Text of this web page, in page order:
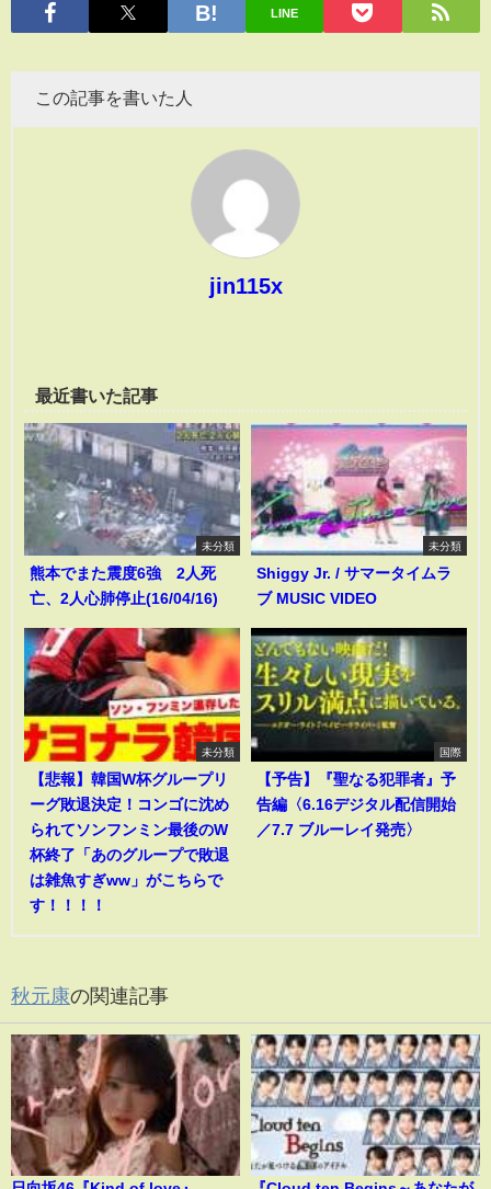
LINE
この記事を書いた人
jin115x
最近書いた記事
未分類
熊本でまた震度6強 2人死
亡、2人心肺停止(16/04/16)
未分類
Shiggy Jr. / サマータイムラ
ブ MUSIC VIDEO
未分類
【悲報】韓国W杯グループリ
ーグ敗退決定！コンゴに沈め
られてソンフンミン最後のW
杯終了「あのグループで敗退
は雑魚すぎww」がこちらで
す！！！！
国際
【予告】『聖なる犯罪者』予
告編〈6.16デジタル配信開始
／7.7 ブルーレイ発売〉
秋元康の関連記事